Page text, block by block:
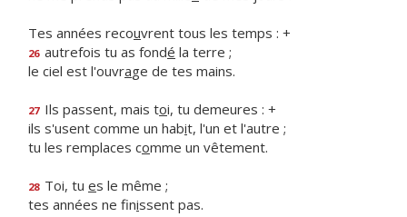
Tes années recouvrent tous les temps : +
26 autrefois tu as fondé la terre ;
le ciel est l'ouvrage de tes mains.
27 Ils passent, mais toi, tu demeures : +
ils s'usent comme un habit, l'un et l'autre ;
tu les remplaces comme un vêtement.
28 Toi, tu es le même ;
tes années ne finissent pas.